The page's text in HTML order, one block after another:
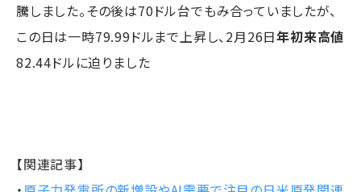
騰しました。その後は70ドル台でもみ合っていましたが、
この日は一時79.99ドルまで上昇し、2月26日年初来高値
82.44ドルに迫りました
【関連記事】